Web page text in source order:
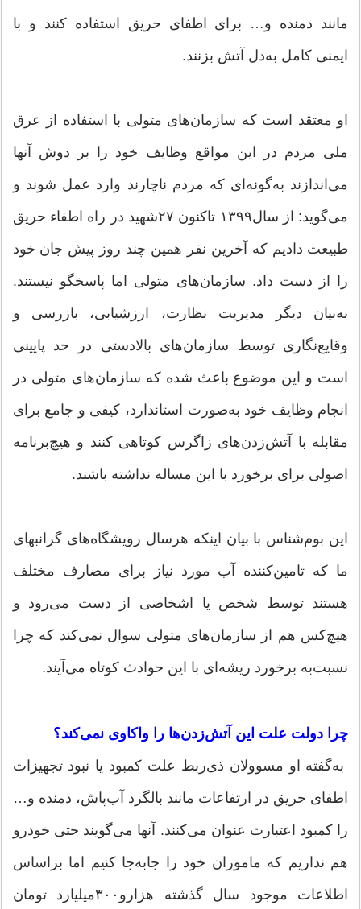
مانند دمنده و… برای اطفای حریق استفاده کنند و با
ایمنی کامل به‌دل آتش بزنند.
او معتقد است که سازمان‌های متولی با استفاده از عرق
ملی مردم در این مواقع وظایف خود را بر دوش آنها
می‌اندازند به‌گونه‌ای که مردم ناچارند وارد عمل شوند و
می‌گوید: از سال۱۳۹۹ تاکنون ۲۷شهید در راه اطفاء حریق
طبیعت دادیم که آخرین نفر همین چند روز پیش جان خود
را از دست داد. سازمان‌های متولی اما پاسخگو نیستند.
به‌بیان دیگر مدیریت نظارت، ارزشیابی، بازرسی و
وقایع‌نگاری توسط سازمان‌های بالادستی در حد پایینی
است و این موضوع باعث شده که سازمان‌های متولی در
انجام وظایف خود به‌صورت استاندارد، کیفی و جامع برای
مقابله با آتش‌زدن‌های زاگرس کوتاهی کنند و هیچ‌برنامه
اصولی برای برخورد با این مساله نداشته باشند.
این بوم‌شناس با بیان اینکه هرسال رویشگاه‌های گرانبهای
ما که تامین‌کننده آب مورد نیاز برای مصارف مختلف
هستند توسط شخص یا اشخاصی از دست می‌رود و
هیچ‌کس هم از سازمان‌های متولی سوال نمی‌کند که چرا
نسبت‌به ‌برخورد ریشه‌ای با این حوادث کوتاه می‌آیند.
چرا دولت علت این آتش‌زدن‌ها را واکاوی نمی‌کند؟
به‌گفته او مسوولان ذی‌ربط علت کمبود یا نبود تجهیزات
اطفای حریق در ارتفاعات مانند بالگرد آب‌پاش، دمنده و…
را کمبود اعتبارت عنوان می‌کنند. آنها می‌گویند حتی خودرو
هم نداریم که ماموران خود را جابه‌جا کنیم اما براساس
اطلاعات موجود سال گذشته‌ هزارو۳۰۰‌میلیارد تومان